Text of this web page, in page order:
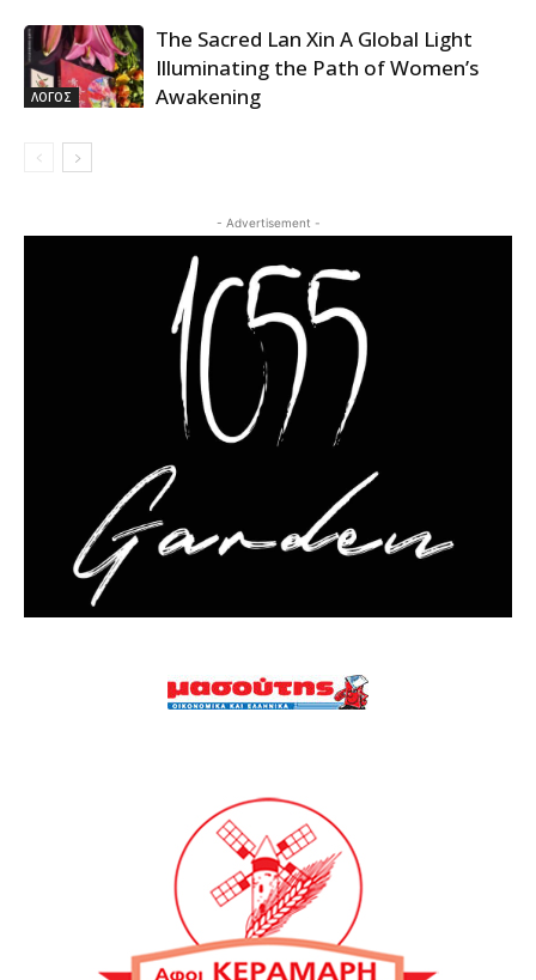
ΛΟΓΟΣ
The Sacred Lan Xin A Global Light
Illuminating the Path of Women’s
Awakening
- Advertisement -